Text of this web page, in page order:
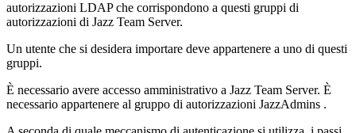
autorizzazioni LDAP che corrispondono a questi gruppi di
autorizzazioni di Jazz Team Server.
Un utente che si desidera importare deve appartenere a uno di questi
gruppi.
È necessario avere accesso amministrativo a Jazz Team Server. È
necessario appartenere al gruppo di autorizzazioni JazzAdmins .